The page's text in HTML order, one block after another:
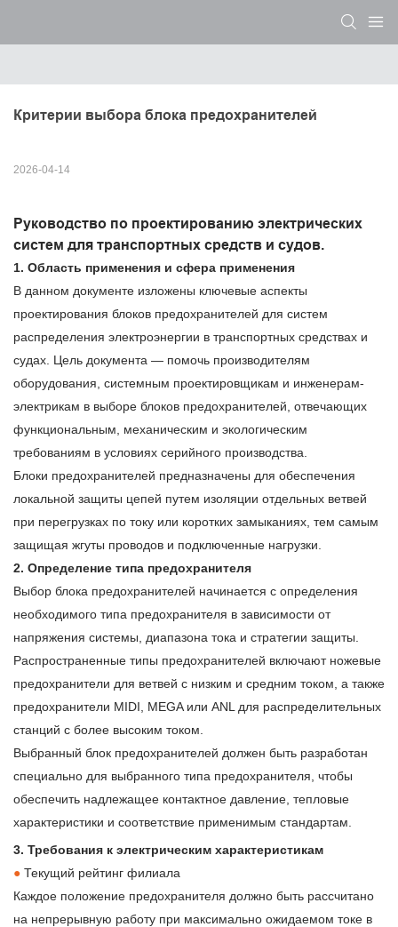
Критерии выбора блока предохранителей
2026-04-14
Руководство по проектированию электрических
систем для транспортных средств и судов.
1. Область применения и сфера применения
В данном документе изложены ключевые аспекты
проектирования блоков предохранителей для систем
распределения электроэнергии в транспортных средствах и
судах. Цель документа — помочь производителям
оборудования, системным проектировщикам и инженерам-
электрикам в выборе блоков предохранителей, отвечающих
функциональным, механическим и экологическим
требованиям в условиях серийного производства.
Блоки предохранителей предназначены для обеспечения
локальной защиты цепей путем изоляции отдельных ветвей
при перегрузках по току или коротких замыканиях, тем самым
защищая жгуты проводов и подключенные нагрузки.
2. Определение типа предохранителя
Выбор блока предохранителей начинается с определения
необходимого типа предохранителя в зависимости от
напряжения системы, диапазона тока и стратегии защиты.
Распространенные типы предохранителей включают ножевые
предохранители для ветвей с низким и средним током, а также
предохранители MIDI, MEGA или ANL для распределительных
станций с более высоким током.
Выбранный блок предохранителей должен быть разработан
специально для выбранного типа предохранителя, чтобы
обеспечить надлежащее контактное давление, тепловые
характеристики и соответствие применимым стандартам.
3. Требования к электрическим характеристикам
● Текущий рейтинг филиала
Каждое положение предохранителя должно быть рассчитано
на непрерывную работу при максимально ожидаемом токе в